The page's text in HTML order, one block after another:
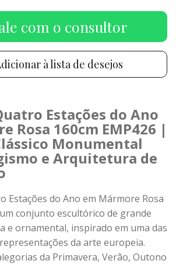
com o consultor
à lista de desejos
Estações do Ano
Rosa 160cm EMP426 |
Monumental
e Arquitetura de
Estações do Ano em Mármore Rosa
conjunto escultórico de grande
e ornamental, inspirado em uma das
da arte europeia.
da Primavera, Verão, Outono